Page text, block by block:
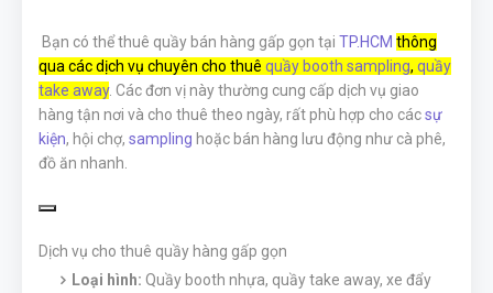
Bạn có thể thuê quầy bán hàng gấp gọn tại TP.HCM thông
qua các dịch vụ chuyên cho thuê quầy booth sampling, quầy
take away. Các đơn vị này thường cung cấp dịch vụ giao
hàng tận nơi và cho thuê theo ngày, rất phù hợp cho cácsự
kiện, hội chợ, sampling hoặc bán hàng lưu động như cà phê,
đồ ăn nhanh.
Dịch vụ cho thuê quầy hàng gấp gọn
Loại hình: Quầy booth nhựa, quầy take away, xe đẩy